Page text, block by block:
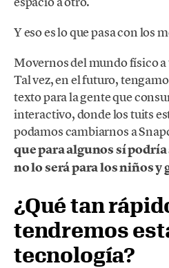
Y eso es lo que pasa con los
Movernos del mundo físico
Tal vez, en el futuro,
texto para la gente que
interactivo, donde los tuits
podamos cambiarnos a
que para algunos sí
no lo será para los niños
¿Qué tan
tendremos
tecnología?